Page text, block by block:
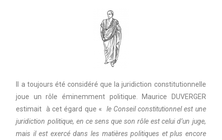
Il a toujours été considéré que la juridiction constitutionnelle
joue un rôle éminemment politique. Maurice DUVERGER
estimait à cet égard que « le Conseil constitutionnel est une
juridiction politique, en ce sens que son rôle est celui d’un juge,
mais il est exercé dans les matières politiques et plus encore